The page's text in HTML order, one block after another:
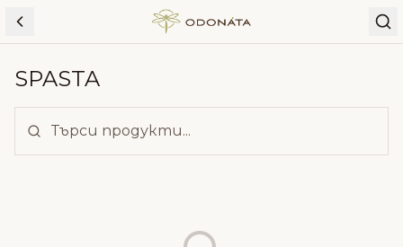
Skip to content
SPASTA